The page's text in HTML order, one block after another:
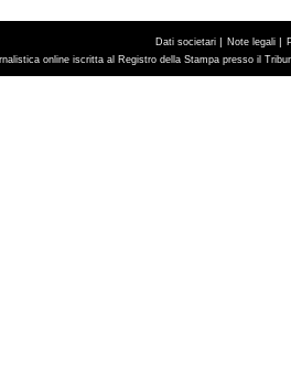
Dati societari | Note legali |
online iscritta al Registro della Stampa presso il